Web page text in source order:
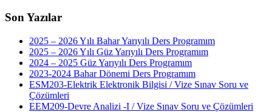
Son Yazılar
2025 – 2026 Yılı Bahar Yarıyılı Ders Programım
2025 – 2026 Yılı Güz Yarıyılı Ders Programım
2024 – 2025 Güz Yarıyılı Ders Programım
2023-2024 Bahar Dönemi Ders Programım
ESM203-Elektrik Elektronik Bilgisi / Vize Sınav Soru ve
Çözümleri
EEM209-Devre Analizi -I / Vize Sınav Soru ve Çözümleri